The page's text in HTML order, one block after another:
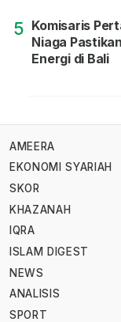
5 Komisaris
Niaga
Energi di Bali
AMEERA
EKONOMI SYARIAH
SKOR
KHAZANAH
IQRA
ISLAM DIGEST
NEWS
ANALISIS
SPORT